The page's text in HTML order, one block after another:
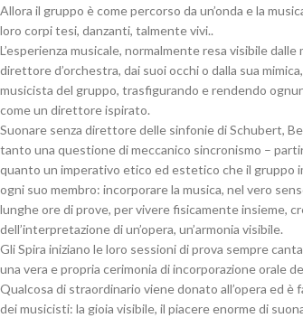
Allora il gruppo è come percorso da un’onda e la
loro corpi tesi, danzanti, talmente vivi..
L’esperienza musicale, normalmente resa visibile
direttore d’orchestra, dai suoi occhi o dalla sua
musicista del gruppo, trasfigurando e rendendo
come un direttore ispirato.
Suonare senza direttore delle sinfonie di Schubert,
tanto una questione di meccanico sincronismo –
quanto un imperativo etico ed estetico che il gruppo
ogni suo membro: incorporare la musica, nel vero
lunghe ore di prove, per vivere fisicamente insieme,
dell’interpretazione di un’opera, un’armonia visibile.
Gli Spira iniziano le loro sessioni di prova sempre
una vera e propria cerimonia di incorporazione orale
Qualcosa di straordinario viene donato all’opera ed è
dei musicisti: la gioia visibile, il piacere enorme di